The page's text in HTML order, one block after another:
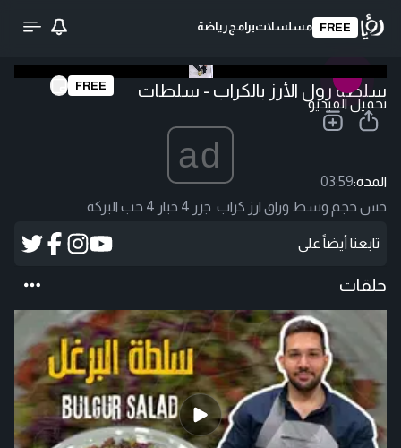
FREE مسلسلاتبرامج رياضة
تحميل الفيديو
FREE سلطة رول الأرز بالكراب - سلطات
ad
المدة:03:59
خس حجم وسط وراق ارز كراب جزر 4 خبار 4 حب البركة
تابعنا أيضاً على
حلقات